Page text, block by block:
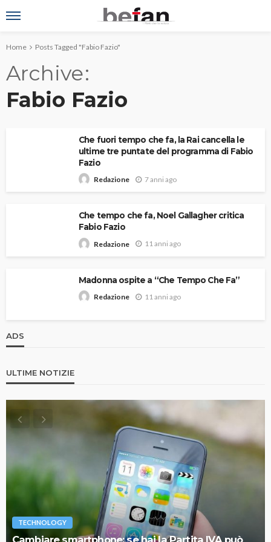
Home Posts Tagged "Fabio Fazio"
Archive
Fabio Fazio
Che fuori tempo che fa, la Rai cancella le
ultime tre puntate del programma di Fabio
Fazio
Redazione 7 anni ago
Che tempo che fa, Noel Gallagher critica
Fabio Fazio
Redazione 11 anni ago
Madonna ospite a “Che Tempo Che Fa”
Redazione 11 anni ago
ADS
ULTIME NOTIZIE
TECHNOLOGY